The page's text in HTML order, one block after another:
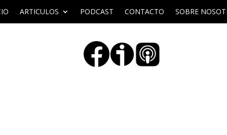
ARTICULOS PODCAST CONTACTO SOBRE